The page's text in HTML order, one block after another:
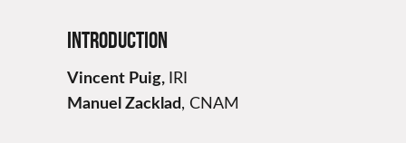
Introduction
Vincent Puig,
IRI
Manuel Zacklad, CNAM